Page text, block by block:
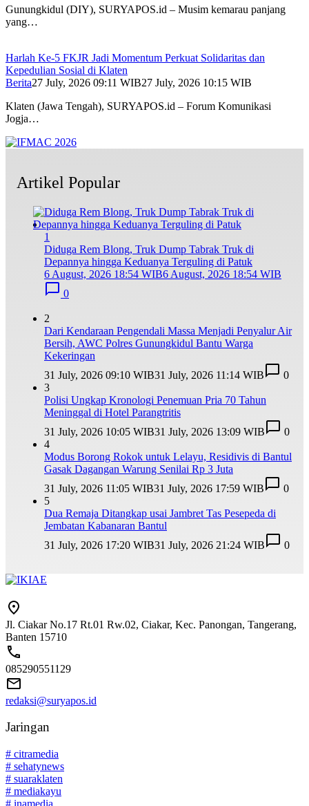
Gunungkidul (DIY), SURYAPOS.id – Musim kemarau panjang
yang…
Harlah Ke-5 FKJR Jadi Momentum Perkuat Solidaritas dan
Kepedulian Sosial di Klaten
Berita27 July, 2026 09:11 WIB27 July, 2026 10:15 WIB
Klaten (Jawa Tengah), SURYAPOS.id – Forum Komunikasi
Jogja…
Artikel Popular
1
Diduga Rem Blong, Truk Dump Tabrak Truk di
Depannya hingga Keduanya Terguling di Patuk
6 August, 2026 18:54 WIB6 August, 2026 18:54 WIB
0
2
Dari Kendaraan Pengendali Massa Menjadi Penyalur Air
Bersih, AWC Polres Gunungkidul Bantu Warga
Kekeringan
31 July, 2026 09:10 WIB31 July, 2026 11:14 WIB
0
3
Polisi Ungkap Kronologi Penemuan Pria 70 Tahun
Meninggal di Hotel Parangtritis
31 July, 2026 10:05 WIB31 July, 2026 13:09 WIB
0
4
Modus Borong Rokok untuk Lelayu, Residivis di Bantul
Gasak Dagangan Warung Senilai Rp 3 Juta
31 July, 2026 11:05 WIB31 July, 2026 17:59 WIB
0
5
Dua Remaja Ditangkap usai Jambret Tas Pesepeda di
Jembatan Kabanaran Bantul
31 July, 2026 17:20 WIB31 July, 2026 21:24 WIB 0
Jl. Ciakar No.17 Rt.01 Rw.02, Ciakar, Kec. Panongan, Tangerang,
Banten 15710
085290551129
redaksi@suryapos.id
Jaringan
# citramedia
# sehatynews
# suaraklaten
# mediakayu